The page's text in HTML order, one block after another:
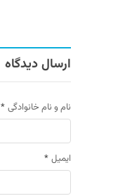
ارسال دیدگاه
نام و نام خانوادگی *
ایمیل *